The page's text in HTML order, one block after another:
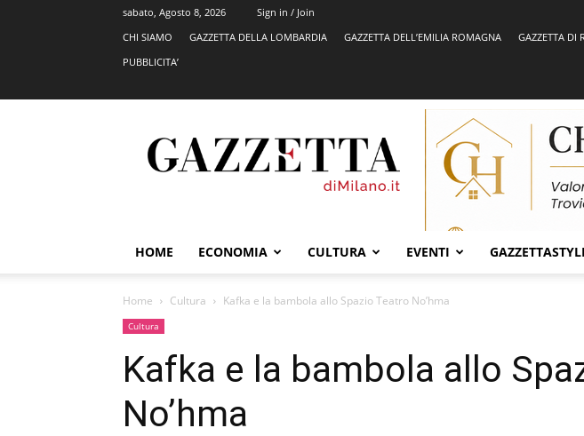
sabato, Agosto 8, 2026
Sign in / Join
CHI SIAMO
GAZZETTA DELLA LOMBARDIA GAZZETTA DELL’EMILIA ROMAGNA GAZZETTA DI
PUBBLICITA’
HOME ECONOMIA CULTURA EVENTI
Home Cultura Kafka e la bambola allo Spazio Teatro No’hma
Cultura
Kafka e la bambola allo
No’hma